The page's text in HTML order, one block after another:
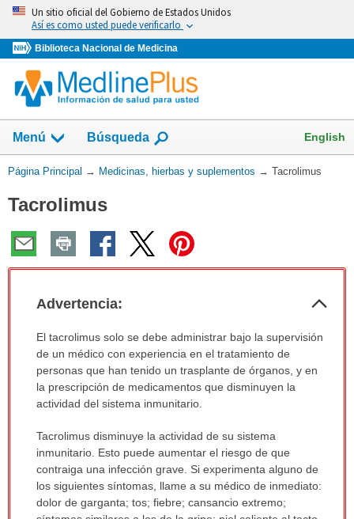
Omita
vaya
al
Contenido
Un sitio oficial del Gobierno de Estados Unidos
Así es como usted puede verificarlo
Biblioteca Nacional de Medicina
Menú
Mostrar
campo
de
Búsqueda English
Usted
aquí:
Página Principal → Medicinas, hierbas y suplementos → Tacrolimus
Tacrolimus
Advertencia:
Advertencia:
sido
extendido.
El tacrolimus solo se debe administrar bajo la supervisión
de un médico con experiencia en el tratamiento de
personas que han tenido un trasplante de órganos, y en
la prescripción de medicamentos que disminuyen la
actividad del sistema inmunitario.
Tacrolimus disminuye la actividad de su sistema
inmunitario. Esto puede aumentar el riesgo de que
contraiga una infección grave. Si experimenta alguno de
los siguientes síntomas, llame a su médico de inmediato:
dolor de garganta; tos; fiebre; cansancio extremo;